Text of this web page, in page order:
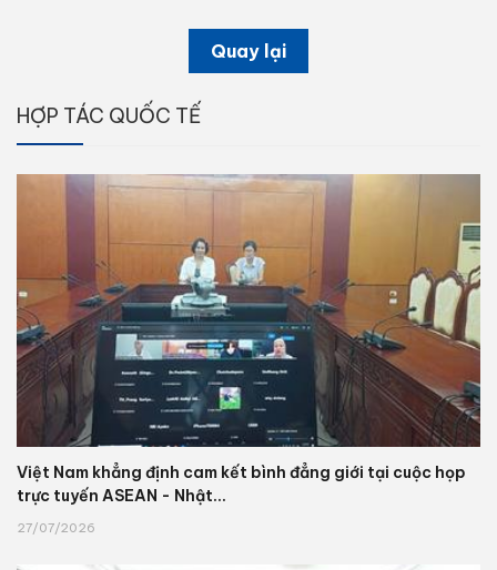
Quay lại
HỢP TÁC QUỐC TẾ
Việt Nam khẳng định cam kết bình đẳng giới tại cuộc họp
trực tuyến ASEAN - Nhật...
27/07/2026